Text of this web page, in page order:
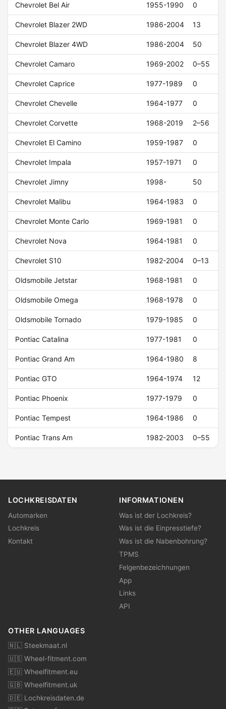
Chevrolet Bel Air 1955-1990 0
Chevrolet Blazer 2WD 1986-2004 13
Chevrolet Blazer 4WD 1986-2004 50
Chevrolet Camaro 1969-2002 0–55
Chevrolet Caprice 1977-1989 0
Chevrolet Chevelle 1964-1977 0
Chevrolet Corvette 1968-2019 2–56
Chevrolet El Camino 1959-1987 0
Chevrolet Impala 1957-1971 0
Chevrolet Jimny 1998- 50
Chevrolet Malibu 1964-1983 0
Chevrolet Monte Carlo 1969-1981 0
Chevrolet Nova 1964-1981 0
Chevrolet S10 1982-2004 0–13
Oldsmobile Jetstar 1968-1981 0
Oldsmobile Omega 1968-1978 0
Oldsmobile Tornado 1979-1985 0
Pontiac Catalina 1977-1981 0
Pontiac Grand Am 1964-1980 8
Pontiac GTO 1964-1974 12
Pontiac Phoenix 1977-1979 0
Pontiac Tempest 1964-1986 0
Pontiac Trans Am 1982-2003 0–55
LOCHKREISDATEN
Automarken
Lochkreis
Kontakt
INFORMATIONEN
Was ist der Lochkreis?
Was ist die Einpresstiefe?
Was ist die Nabenbohrung?
TPMS
Felgenbezeichnungen
App
Links
API
OTHER LANGUAGES
🇳🇱 Steekmaat.nl
🇺🇸 Wheel-fitment.com
🇪🇺 Wheelfitment.eu
🇬🇧 Wheelfitment.uk
🇩🇪 Lochkreisdaten.de